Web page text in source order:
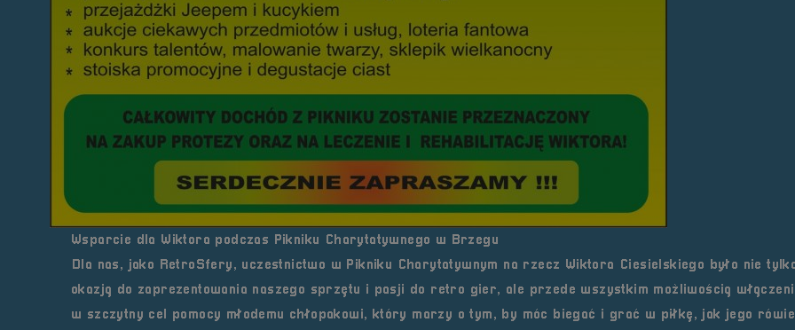
Wsparcie dla Wiktora podczas Pikniku Charytatywnego w Brzegu
Dla nas, jako RetroSfery, uczestnictwo w Pikniku Charytatywnym na rzecz Wiktora Ciesielskiego było nie
okazją do zaprezentowania naszego sprzętu i pasji do retro gier, ale przede wszystkim możliwością
w szczytny cel pomocy młodemu chłopakowi, który marzy o tym, by móc biegać i grać w piłkę, jak jego